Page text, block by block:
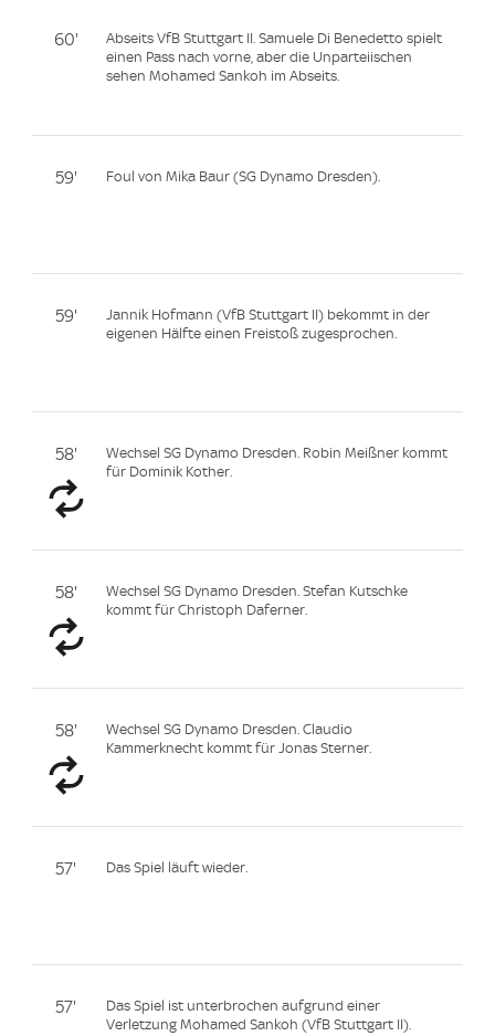
60'
Abseits VfB Stuttgart II. Samuele Di Benedetto spielt
einen Pass nach vorne, aber die Unparteiischen
sehen Mohamed Sankoh im Abseits.
59' Foul von Mika Baur (SG Dynamo Dresden).
59'
Jannik Hofmann (VfB Stuttgart II) bekommt in der
eigenen Hälfte einen Freistoß zugesprochen.
58'
Wechsel SG Dynamo Dresden. Robin Meißner kommt
für Dominik Kother.
58'
Wechsel SG Dynamo Dresden. Stefan Kutschke
kommt für Christoph Daferner.
58'
Wechsel SG Dynamo Dresden. Claudio
Kammerknecht kommt für Jonas Sterner.
57' Das Spiel läuft wieder.
57'
Das Spiel ist unterbrochen aufgrund einer
Verletzung Mohamed Sankoh (VfB Stuttgart II).